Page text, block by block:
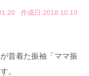
作成日:2018.10.10
昔着た振袖「ママ振
。